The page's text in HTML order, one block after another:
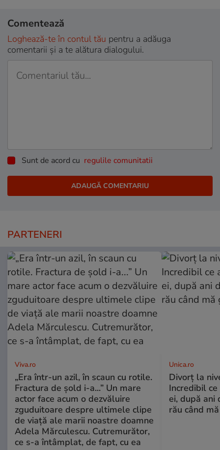
Comentează
Loghează-te în contul tău pentru a adăuga
comentarii și a te alătura dialogului.
Sunt de acord cu regulile comunitatii
PARTENERI
Viva.ro
„Era într-un azil, în scaun cu rotile.
Fractura de șold i-a...” Un mare
actor face acum o dezvăluire
zguduitoare despre ultimele clipe
de viață ale marii noastre doamne
Adela Mărculescu. Cutremurător,
ce s-a întâmplat, de fapt, cu ea
Unica.ro
Divorț la
Incredibil
ei, după ani
rău când